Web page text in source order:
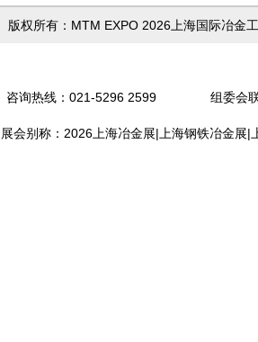
版权所有：MTM EXPO 2026上海国
咨询热线：021-5296 2599 组委会联
展会别称：2026上海冶金展|上海钢铁冶金展